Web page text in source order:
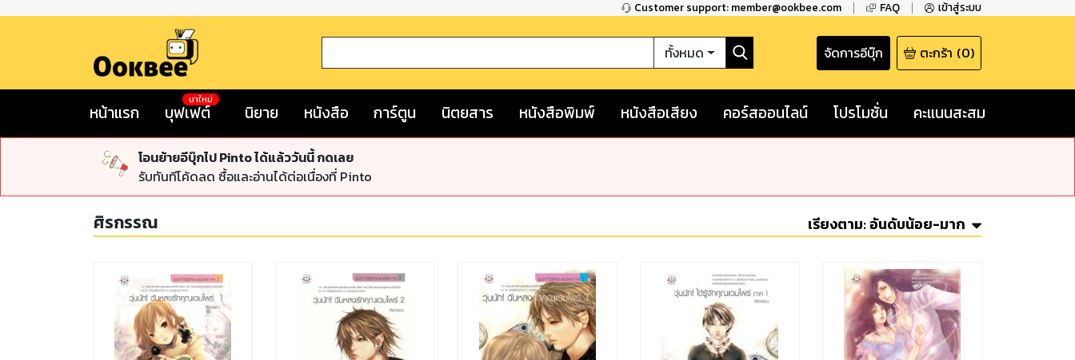
Customer support: member@ookbee.com FAQ เข้าสู่ระบบ
ทั้งหมด จัดการอีบุ๊ก ตะกร้า (0)
หน้าแรก บุฟเฟต์
มาใหม่
นิยาย หนังสือ การ์ตูน นิตยสาร หนังสือพิมพ์ หนังสือเสียง คอร์สออนไลน์ โปรโมชั่น คะแนนสะสม
โอนย้ายอีบุ๊กไป Pinto ได้แล้ววันนี้ กดเลย
รับทันทีโค้ดลด ซื้อและอ่านได้ต่อเนื่องที่ Pinto
ศิรกรรณ เรียงตาม:อันดับน้อย-มาก